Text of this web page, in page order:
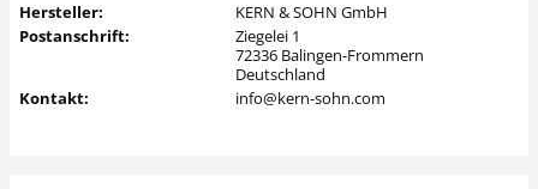
Hersteller:
KERN & SOHN GmbH
Postanschrift:
Ziegelei 1
72336 Balingen-Frommern
Deutschland
Kontakt:
info@kern-sohn.com